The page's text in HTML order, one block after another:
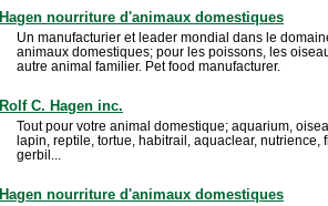
Hagen nourriture d'animaux domestiques
Un manufacturier et leader mondial dans le
animaux domestiques; pour les poissons, les
autre animal familier. Pet food manufacturer.
Rolf C. Hagen inc.
Tout pour votre animal domestique; aquarium,
lapin, reptile, tortue, habitrail, aquaclear, nutrience,
gerbil...
Hagen nourriture d'animaux domestiques